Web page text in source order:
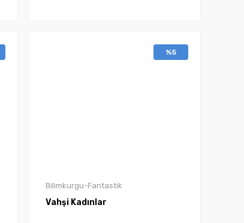
%5
Bilimkurgu-Fantastik
Vahşi Kadınlar